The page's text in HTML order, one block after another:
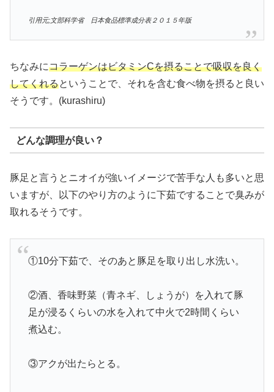
引用元;文部科学省 日本食品標準成分表２０１５年版
ちなみにコラーゲンはビタミンCを摂ることで吸収を良く
してくれるということで、それを含む食べ物を摂ると良い
そうです。(kurashiru)
どんな調理が良い？
豚足と言うとニオイが強いイメージで苦手な人も多いと思
いますが、以下のやり方のように下茹ですることで臭みが
取れるそうです。
①10分下茹で、そのあと豚足を取り出し水洗い。
②酒、香味野菜（青ネギ、しょうが）を入れて豚
足が浸るくらいの水を入れて中火で2時間くらい
煮込む。
③アクが出たらとる。